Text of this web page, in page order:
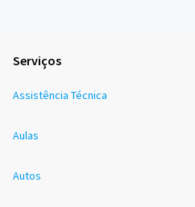
Serviços
Assistência Técnica
Aulas
Autos